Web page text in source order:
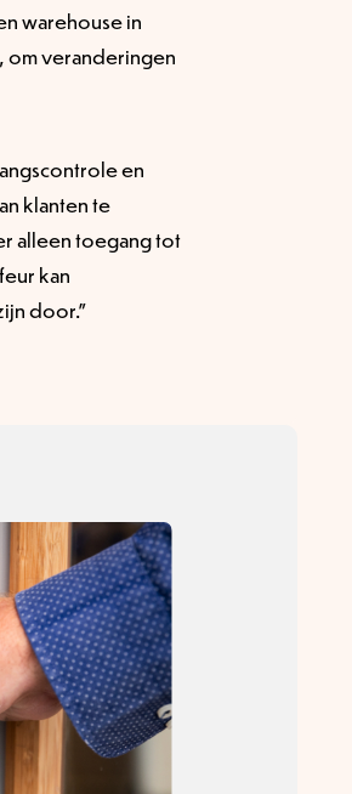
warehouse in
om veranderingen
en
klanten te
alleen toegang tot
kan
door.”